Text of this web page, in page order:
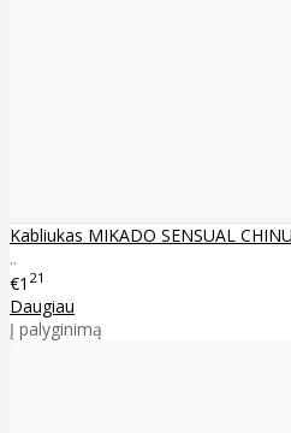
Kabliukas MIKADO SENSUAL
..
€1 21
Daugiau
Į palyginimą